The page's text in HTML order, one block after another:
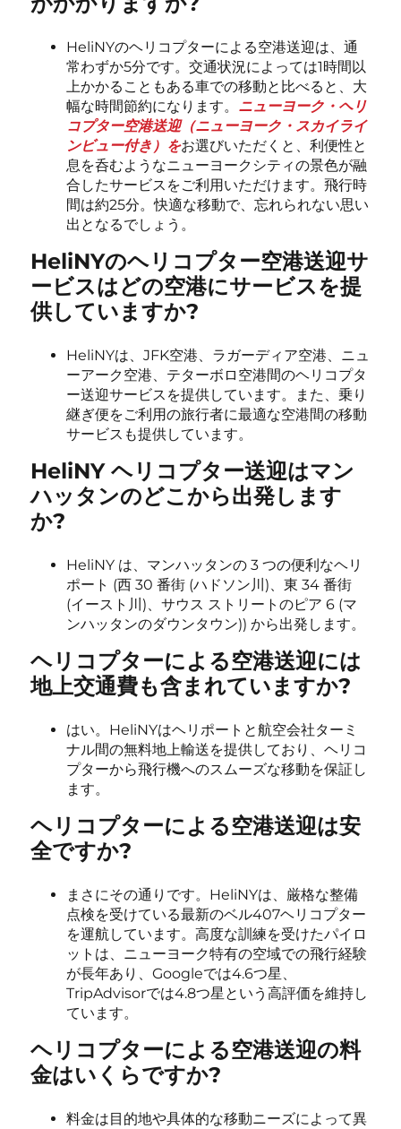
HeliNYのヘリコプターによる空港送迎は、通
常わずか5分です。交通状況によっては1時間以
上かかることもある車での移動と比べると、大
幅な時間節約になります。 ニューヨーク・ヘリ
コプター空港送迎（ニューヨーク・スカイライ
ンビュー付き）をお選びいただくと、利便性と
息を呑むようなニューヨークシティの景色が融
合したサービスをご利用いただけます。飛行時
間は約25分。快適な移動で、忘れられない思い
出となるでしょう。
HeliNYのヘリコプター空港送迎サ
ービスはどの空港にサービスを提
供していますか?
HeliNYは、JFK空港、ラガーディア空港、ニュ
ーアーク空港、テターボロ空港間のヘリコプタ
ー送迎サービスを提供しています。また、乗り
継ぎ便をご利用の旅行者に最適な空港間の移動
サービスも提供しています。
HeliNY ヘリコプター送迎はマン
ハッタンのどこから出発します
か?
HeliNY は、マンハッタンの 3 つの便利なヘリ
ポート (西 30 番街 (ハドソン川)、東 34 番街
(イースト川)、サウス ストリートのピア 6 (マ
ンハッタンのダウンタウン)) から出発します。
ヘリコプターによる空港送迎には
地上交通費も含まれていますか?
はい。HeliNYはヘリポートと航空会社ターミ
ナル間の無料地上輸送を提供しており、ヘリコ
プターから飛行機へのスムーズな移動を保証し
ます。
ヘリコプターによる空港送迎は安
全ですか?
まさにその通りです。HeliNYは、厳格な整備
点検を受けている最新のベル407ヘリコプター
を運航しています。高度な訓練を受けたパイロ
ットは、ニューヨーク特有の空域での飛行経験
が長年あり、Googleでは4.6つ星、
TripAdvisorでは4.8つ星という高評価を維持し
ています。
ヘリコプターによる空港送迎の料
金はいくらですか?
料金は目的地や具体的な移動ニーズによって異